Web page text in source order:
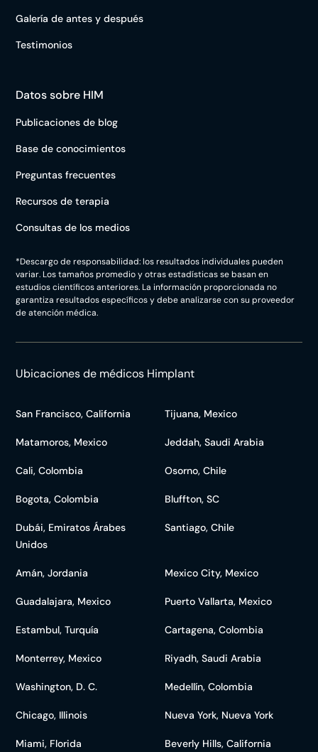
Galería de antes y después
Testimonios
Datos sobre HIM
Publicaciones de blog
Base de conocimientos
Preguntas frecuentes
Recursos de terapia
Consultas de los medios
*Descargo de responsabilidad: los resultados individuales pueden
variar. Los tamaños promedio y otras estadísticas se basan en
estudios científicos anteriores. La información proporcionada no
garantiza resultados específicos y debe analizarse con su proveedor
de atención médica.
Ubicaciones de médicos Himplant
San Francisco, California Tijuana, Mexico
Matamoros, Mexico Jeddah, Saudi Arabia
Cali, Colombia Osorno, Chile
Bogota, Colombia Bluffton, SC
Dubái, Emiratos Árabes
Unidos
Santiago, Chile
Amán, Jordania Mexico City, Mexico
Guadalajara, Mexico Puerto Vallarta, Mexico
Estambul, Turquía Cartagena, Colombia
Monterrey, Mexico Riyadh, Saudi Arabia
Washington, D. C. Medellín, Colombia
Chicago, Illinois Nueva York, Nueva York
Miami, Florida Beverly Hills, California